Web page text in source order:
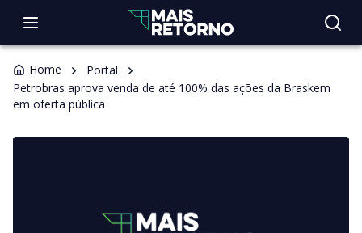
Home
Portal
Petrobras aprova venda de até 100% das ações da Braskem
em oferta pública